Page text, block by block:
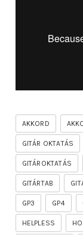
AKKORD
GITÁR OKTATÁS
GITÁROKTATÁS
GITÁRTAB
GP3 GP4
HELPLESS